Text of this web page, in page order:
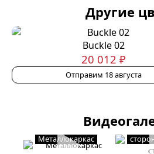
Другие
Buckle 02
20 012 ₽
Отправим 18 августа
Металлокаркас